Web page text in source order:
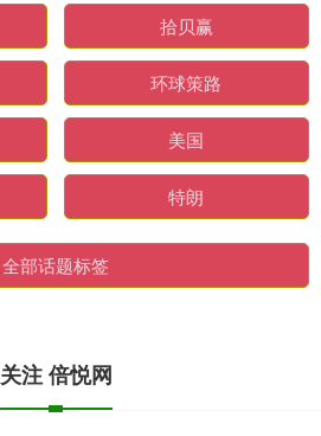
拾贝赢
环球策路
美国
特朗
全部话题标签
关注 倍悦网